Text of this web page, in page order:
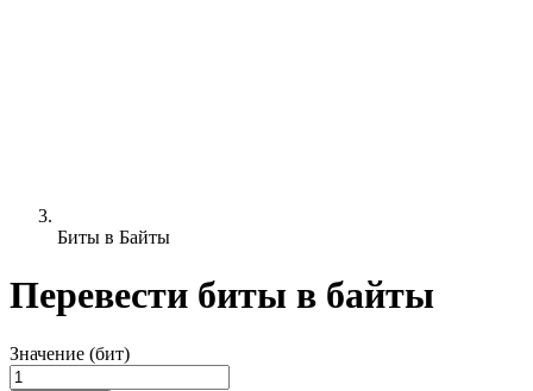
Биты в Байты
Перевести биты в байты
Значение (бит)